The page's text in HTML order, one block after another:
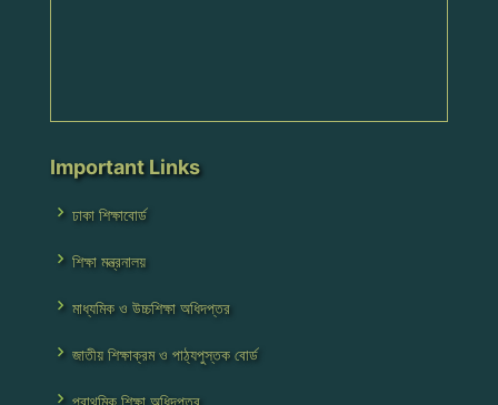
Important Links
ঢাকা শিক্ষাবোর্ড
শিক্ষা মন্ত্রনালয়
মাধ্যমিক ও উচ্চশিক্ষা অধিদপ্তর
জাতীয় শিক্ষাক্রম ও পাঠ্যপুস্তক বোর্ড
প্রাথমিক শিক্ষা অধিদপ্তর